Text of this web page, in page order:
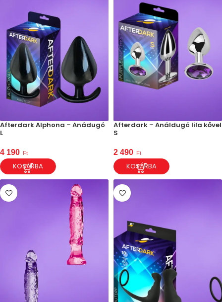
Afterdark Alphona – Anádugó
L
4 190 Ft
KOSÁRBA
Afterdark – Análdugó lila kővel
S
2 490 Ft
KOSÁRBA